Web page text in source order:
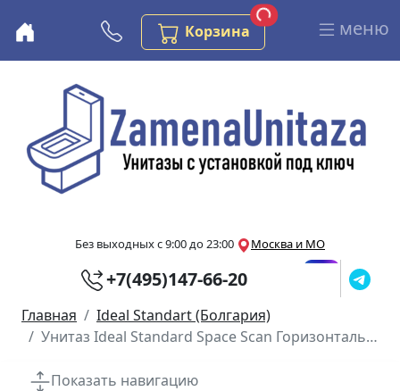
Перейти к основному содержанию
Бесплатная консультация
Корзина
Загрузка...
Заказов в корзине
меню
Без выходных с 9:00 до 23:00 Москва и МО
+7(495)147-66-20
Главная
Ideal Standart (Болгария)
Унитаз Ideal Standard Space Scan Горизонтальный Выпуск Укороченный
Показать навигацию